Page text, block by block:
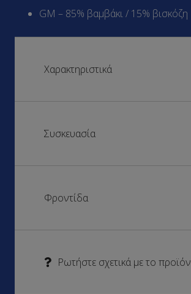
GM – 85% βαμβάκι / 15% βισκόζη
Χαρακτηριστικά
Συσκευασία
Φροντίδα
Ρωτήστε σχετικά με το προϊόν